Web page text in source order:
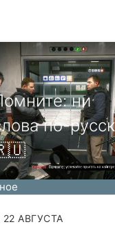
ни
по-
22 АВГУСТА